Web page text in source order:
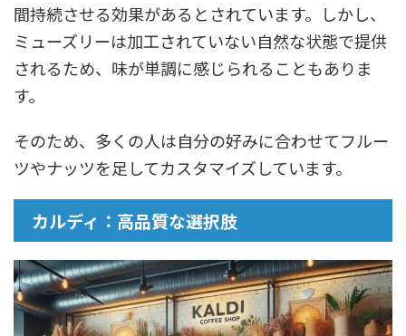
間持続させる効果があるとされています。しかし、
ミューズリーは加工されていない自然な状態で提供
されるため、味が単調に感じられることもありま
す。
そのため、多くの人は自分の好みに合わせてフルー
ツやナッツを足してカスタマイズしています。
カルディ：高品質な選択肢